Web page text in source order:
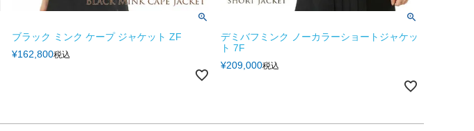
ブラック ミンク ケープ ジャケット ZF
¥162,800税込
デミバフミンク ノーカラーショートジャケッ
ト 7F
¥209,000税込